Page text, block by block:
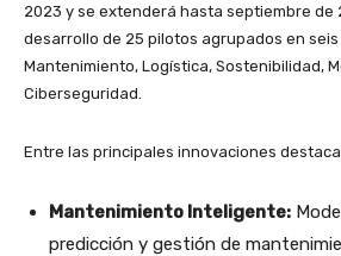
2023 y se extenderá hasta septiembre de
desarrollo de 25 pilotos agrupados en
Mantenimiento, Logística, Sostenibilidad,
Ciberseguridad.
Entre las principales innovaciones
Mantenimiento Inteligente:
predicción y gestión de